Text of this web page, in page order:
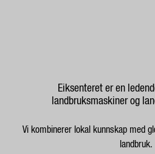
Eiksenteret er en
landbruksmaskiner og
Vi kombinerer lokal kunnskap med
landbruk.